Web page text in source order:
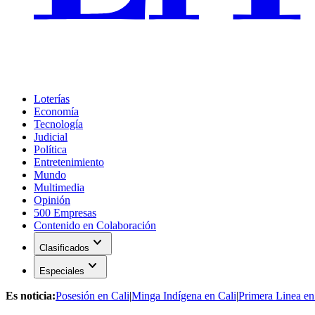
Loterías
Economía
Tecnología
Judicial
Política
Entretenimiento
Mundo
Multimedia
Opinión
500 Empresas
Contenido en Colaboración
Clasificados expand_more
Especiales expand_more
Es noticia:Posesión en Cali|Minga Indígena en Cali|Primera Linea